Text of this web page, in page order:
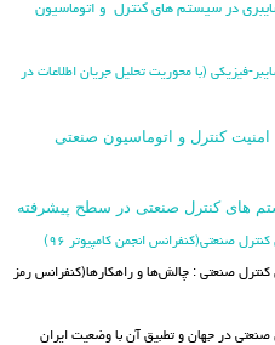
در سیستم های کنترل و اتوماسیون
فیزیکی (با محوریت تحلیل جریان اطلاعات در
کنترل و اتوماسیون صنعتی
های کنترل صنعتی در سطح پیشرفته
صنعتی(کنفرانس انجمن کامپیوتر ۹۶)
کنترل صنعتی : چالش‌ها و راهکارها(کنفرانس رمز
صنعتی در جهان و تطبیق آن با وضعیت ایران